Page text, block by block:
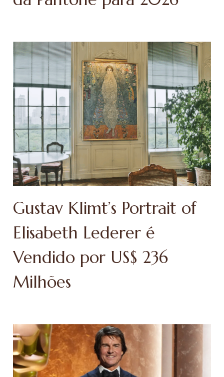
Gustav Klimt’s Portrait of
Elisabeth Lederer é
Vendido por US$ 236
Milhões